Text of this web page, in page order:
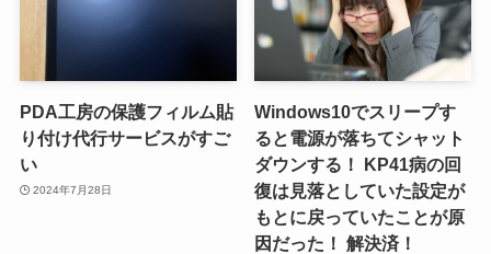
PDA工房の保護フィルム貼
り付け代行サービスがすご
い
2024年7月28日
Windows10でスリープす
ると電源が落ちてシャット
ダウンする！ KP41病の回
復は見落としていた設定が
もとに戻っていたことが原
因だった！ 解決済！